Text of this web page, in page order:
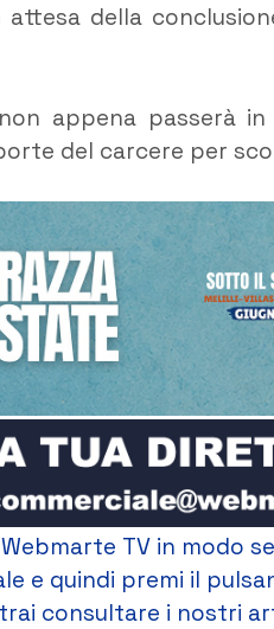
della
appena passerà
del carcere per
TV in modo
e quindi premi il
consultare i nostri